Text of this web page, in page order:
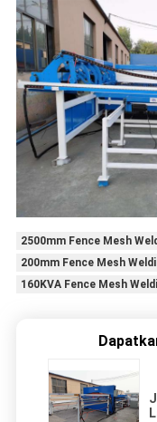
2500mm Fence Mesh
200mm Fence Mesh
160KVA Fence Mesh